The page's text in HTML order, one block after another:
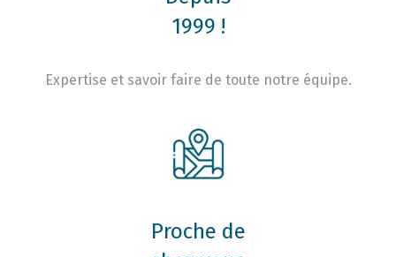
1999 !
Expertise et savoir faire de toute notre équipe.
Proche de